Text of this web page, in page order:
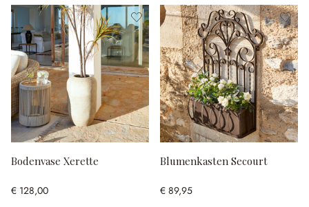
Bodenvase Xerette
€ 128,00
Blumenkasten Secourt
€ 89,95